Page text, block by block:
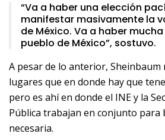
“Va a haber una elección
manifestar masivamente la
de México. Va a haber
pueblo de México”, sostuvo.
A pesar de lo anterior, Sheinbaum
lugares que en donde hay que
pero es ahí en donde el INE y la
Pública trabajan en conjunto para
necesaria.